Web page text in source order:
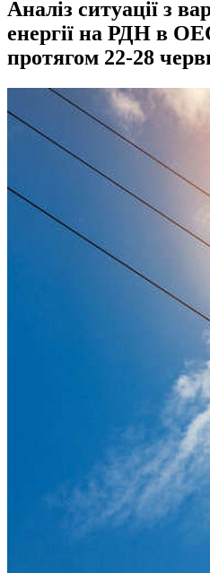
Аналіз ситуації з
енергії на РДН в
протягом 22-28